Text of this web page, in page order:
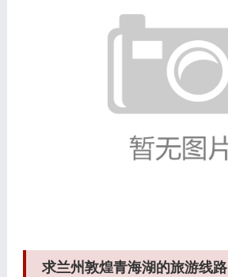
求兰州敦煌青海湖的旅游线路